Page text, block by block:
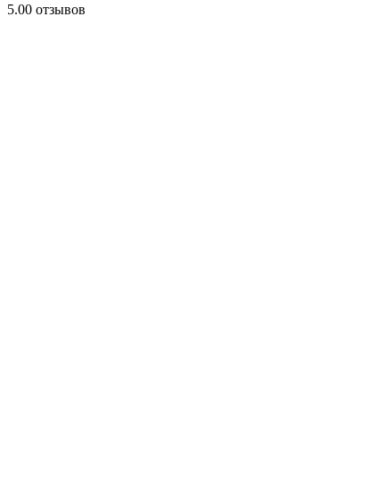
5.00 отзывов